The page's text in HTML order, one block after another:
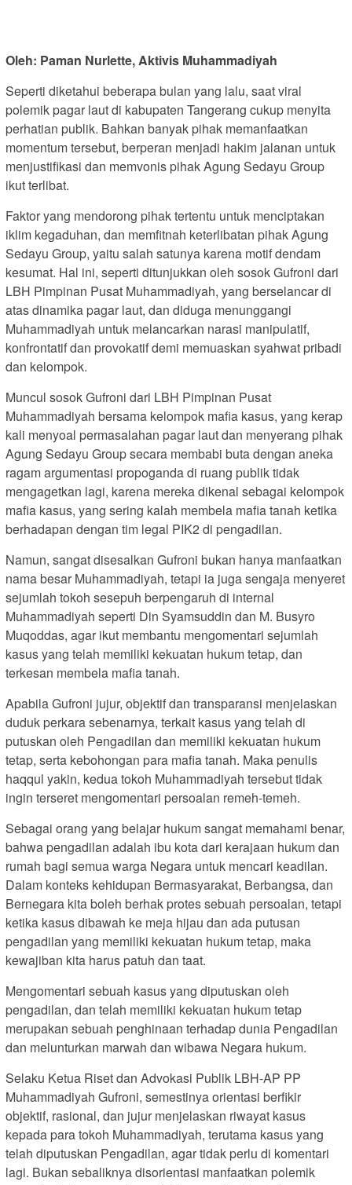
Oleh: Paman Nurlette, Aktivis Muhammadiyah
Seperti diketahui beberapa bulan yang lalu, saat viral
polemik pagar laut di kabupaten Tangerang cukup menyita
perhatian publik. Bahkan banyak pihak memanfaatkan
momentum tersebut, berperan menjadi hakim jalanan untuk
menjustifikasi dan memvonis pihak Agung Sedayu Group
ikut terlibat.
Faktor yang mendorong pihak tertentu untuk menciptakan
iklim kegaduhan, dan memfitnah keterlibatan pihak Agung
Sedayu Group, yaitu salah satunya karena motif dendam
kesumat. Hal ini, seperti ditunjukkan oleh sosok Gufroni dari
LBH Pimpinan Pusat Muhammadiyah, yang berselancar di
atas dinamika pagar laut, dan diduga menunggangi
Muhammadiyah untuk melancarkan narasi manipulatif,
konfrontatif dan provokatif demi memuaskan syahwat pribadi
dan kelompok.
Muncul sosok Gufroni dari LBH Pimpinan Pusat
Muhammadiyah bersama kelompok mafia kasus, yang kerap
kali menyoal permasalahan pagar laut dan menyerang pihak
Agung Sedayu Group secara membabi buta dengan aneka
ragam argumentasi propoganda di ruang publik tidak
mengagetkan lagi, karena mereka dikenal sebagai kelompok
mafia kasus, yang sering kalah membela mafia tanah ketika
berhadapan dengan tim legal PIK2 di pengadilan.
Namun, sangat disesalkan Gufroni bukan hanya manfaatkan
nama besar Muhammadiyah, tetapi ia juga sengaja menyeret
sejumlah tokoh sesepuh berpengaruh di internal
Muhammadiyah seperti Din Syamsuddin dan M. Busyro
Muqoddas, agar ikut membantu mengomentari sejumlah
kasus yang telah memiliki kekuatan hukum tetap, dan
terkesan membela mafia tanah.
Apabila Gufroni jujur, objektif dan transparansi menjelaskan
duduk perkara sebenarnya, terkait kasus yang telah di
putuskan oleh Pengadilan dan memiliki kekuatan hukum
tetap, serta kebohongan para mafia tanah. Maka penulis
haqqul yakin, kedua tokoh Muhammadiyah tersebut tidak
ingin terseret mengomentari persoalan remeh-temeh.
Sebagai orang yang belajar hukum sangat memahami benar,
bahwa pengadilan adalah ibu kota dari kerajaan hukum dan
rumah bagi semua warga Negara untuk mencari keadilan.
Dalam konteks kehidupan Bermasyarakat, Berbangsa, dan
Bernegara kita boleh berhak protes sebuah persoalan, tetapi
ketika kasus dibawah ke meja hijau dan ada putusan
pengadilan yang memiliki kekuatan hukum tetap, maka
kewajiban kita harus patuh dan taat.
Mengomentari sebuah kasus yang diputuskan oleh
pengadilan, dan telah memiliki kekuatan hukum tetap
merupakan sebuah penghinaan terhadap dunia Pengadilan
dan melunturkan marwah dan wibawa Negara hukum.
Selaku Ketua Riset dan Advokasi Publik LBH-AP PP
Muhammadiyah Gufroni, semestinya orientasi berfikir
objektif, rasional, dan jujur menjelaskan riwayat kasus
kepada para tokoh Muhammadiyah, terutama kasus yang
telah diputuskan Pengadilan, agar tidak perlu di komentari
lagi. Bukan sebaliknya disorientasi manfaatkan polemik